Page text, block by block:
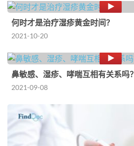
何时才是治疗湿疹黄金时间？
2021-10-20
鼻敏感、湿疹、哮喘互相有关系吗？
2021-09-08